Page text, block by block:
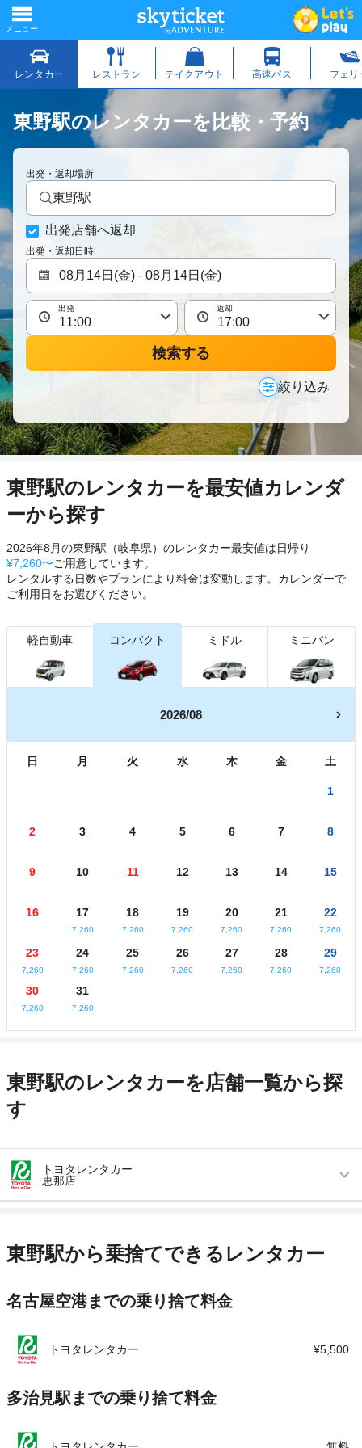
東野駅のレンタカーを比較・予約
出発・返却場所
東野駅
出発店舗へ返却
出発・返却日時
出発 返却
検索する
絞り込み
東野駅のレンタカーを最安値カレンダ
ーから探す
2026年8月の東野駅（岐阜県）のレンタカー最安値は日帰り
¥7,260〜ご用意しています。
レンタルする日数やプランにより料金は変動します。カレンダーで
ご利用日をお選びください。
軽自動車 コンパクト ミドル ミニバン
2026/08
日 月 火 水 木 金 土
1
2 3 4 5 6 7 8
9 10 11 12 13 14 15
16 17
7,260
18
7,260
19
7,260
20
7,260
21
7,260
22
7,260
23
7,260
24
7,260
25
7,260
26
7,260
27
7,260
28
7,260
29
7,260
30
7,260
31
7,260
東野駅のレンタカーを店舗一覧から探
す
トヨタレンタカー
恵那店
アクセス 恵那駅より車で約3分（送迎なし）
店舗詳細 店舗詳細ページはこちら
東野駅から乗捨てできるレンタカー
名古屋空港までの乗り捨て料金
トヨタレンタカー ¥5,500
多治見駅までの乗り捨て料金